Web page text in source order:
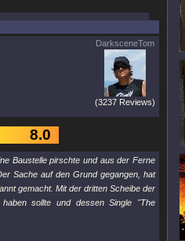
DarksceneTom
(3237 Reviews)
8.0
Baustelle pirschte und aus der Ferne
Sache auf den Grund gegangen, hat
gemacht. Mit der dritten Scheibe der
sollte und dessen Single "The